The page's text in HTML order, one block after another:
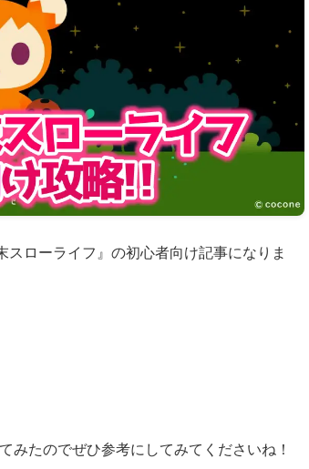
ローライフ』の初心者向け記事になりま
みたのでぜひ参考にしてみてくださいね！